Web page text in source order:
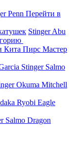
Penn Перейти в
StingerAbu
Кита Пирс Мастер
Stinger Salmo
Okuma Mitchell
Ryobi Eagle
Salmo Dragon